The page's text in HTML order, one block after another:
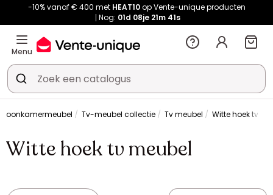
-10% vanaf € 400 met HEAT10op Vente-unique producten
Nog: 01d 08je 21m 41s
Menu
Tv-meubel collectie Tv meubel Witte hoek tv
Witte hoek tv meubel